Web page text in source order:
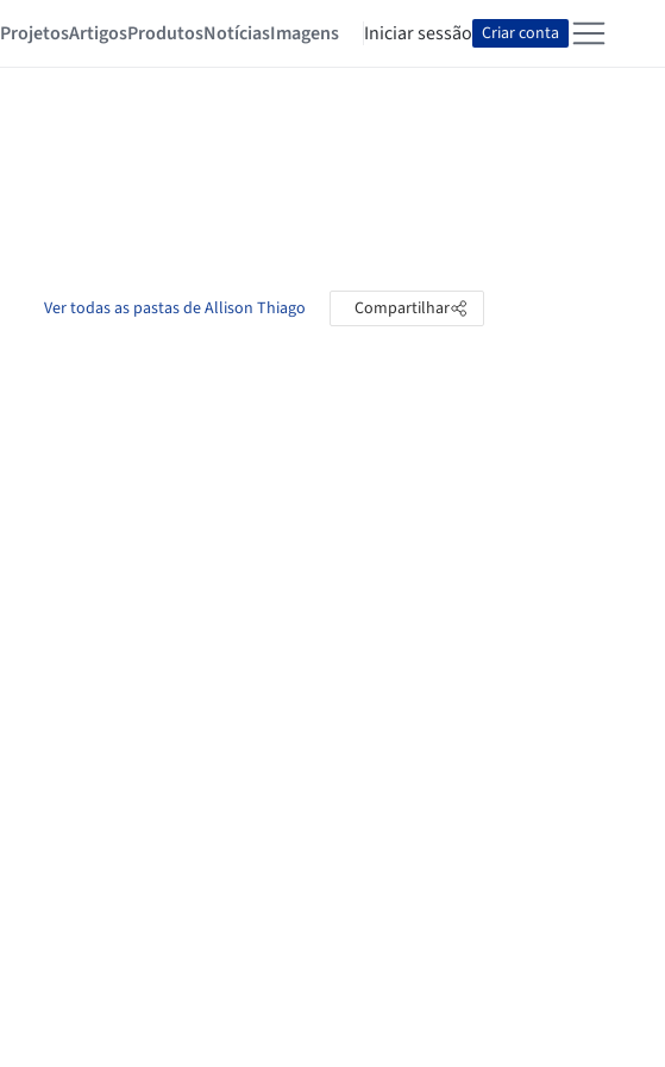
ProjetosArtigosProdutosNotíciasImagens Iniciar sessão Criar conta
Ver todas as pastas de Allison Thiago Compartilhar